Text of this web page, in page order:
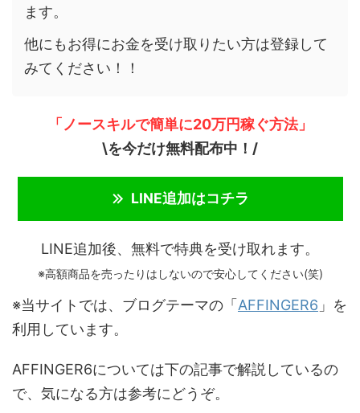
ます。
他にもお得にお金を受け取りたい方は登録して
みてください！！
「ノースキルで簡単に20万円稼ぐ方法」
\を今だけ無料配布中！/
LINE追加はコチラ
LINE追加後、無料で特典を受け取れます。
※高額商品を売ったりはしないので安心してください(笑)
※当サイトでは、ブログテーマの「 AFFINGER6 」を
利用しています。
AFFINGER6については下の記事で解説しているの
で、気になる方は参考にどうぞ。